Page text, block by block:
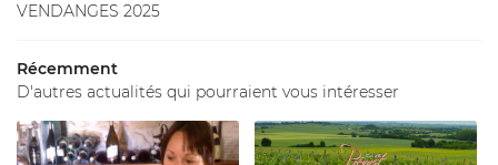
GALERIE
ACTUALITÉS
Rejoignez-nous
VENDANGES 2025
Récemment
D'autres actualités qui pourraient vous intéresser